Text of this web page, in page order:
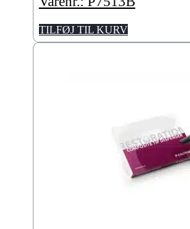
TILFØJ TIL KURV